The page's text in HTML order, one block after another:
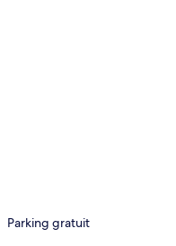
Les autres voyageurs sont
Parking gratuit